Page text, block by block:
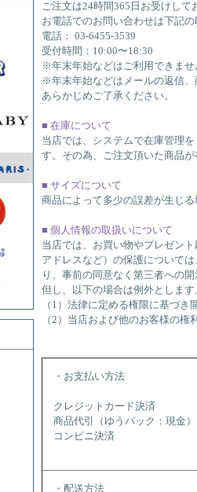
ご注文は24時間365日お受けして
お電話でのお問い合わせは下記
電話： 03-6455-3539
受付時間：10:00〜18:30
※年末年始などはご利用できませ
※年末年始などはメールの返信
あらかじめご了承ください。
■ 在庫について
当店では、システムで在庫管理
す。その為、ご注文頂いた商品
■ サイズについて
商品によって多少の誤差が生じ
■ 個人情報の取扱いについて
当店では、お買い物やプレゼン
アドレスなど）の保護について
り、事前の同意なく第三者への
但し、以下の場合は例外とします
（1）法律に定める権限に基づき
（2）当店および他のお客様の
・お支払い方法
クレジットカード決済
商品代引（ゆうパック：現金）
コンビニ決済
・配送方法